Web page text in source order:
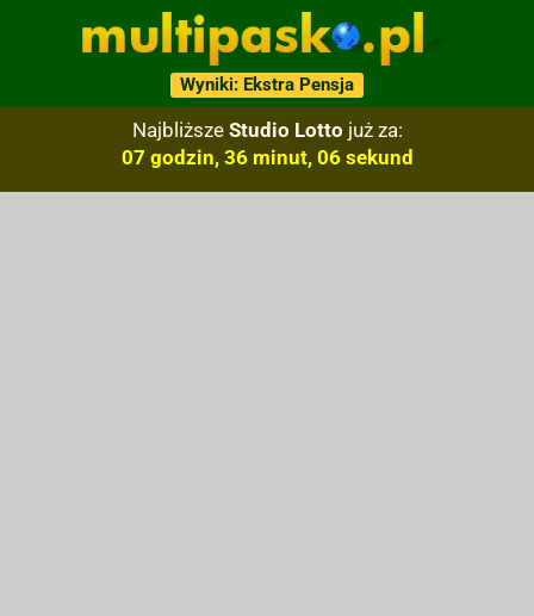
Wyniki: Ekstra Pensja
Najbliższe Studio Lotto już za:
07 godzin, 36 minut, 05 sekund